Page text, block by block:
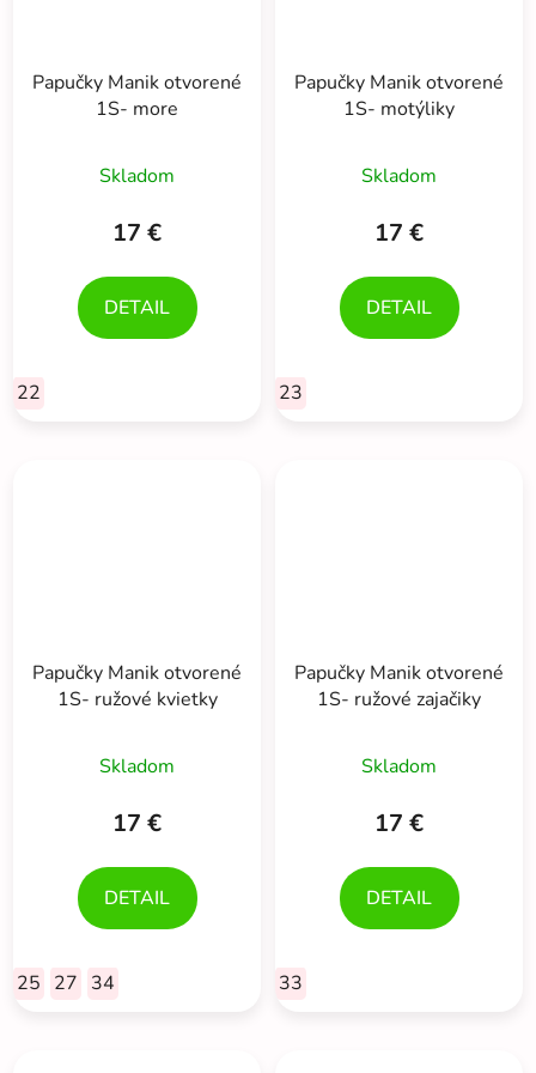
Papučky Manik otvorené
1S- more
Skladom
17 €
DETAIL
22
Papučky Manik otvorené
1S- motýliky
Skladom
17 €
DETAIL
23
Papučky Manik otvorené
1S- ružové kvietky
Skladom
17 €
DETAIL
25 27 34
Papučky Manik otvorené
1S- ružové zajačiky
Skladom
17 €
DETAIL
33